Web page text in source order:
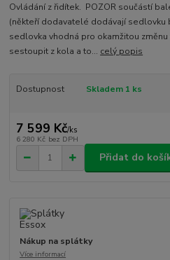
Ovládání z řidítek. POZOR součástí
(někteří dodavatelé dodávají sedlovku
sedlovka vhodná pro okamžitou
sestoupit z kola a to... celý popis
Dostupnost Skladem 1 ks
7 599 Kč/ks
6 280 Kč bez DPH
Přidat do
Nákup na splátky
Více informací